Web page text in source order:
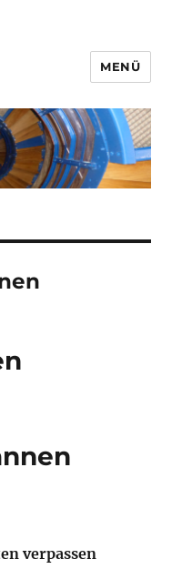
MENÜ
ver­pas­sen